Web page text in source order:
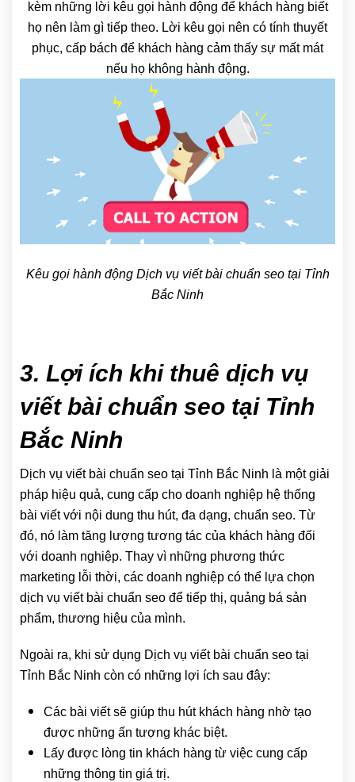
kèm những lời kêu gọi hành động để khách hàng biết
họ nên làm gì tiếp theo. Lời kêu gọi nên có tính thuyết
phục, cấp bách để khách hàng cảm thấy sự mất mát
nếu họ không hành động.
Kêu gọi hành động Dịch vụ viết bài chuẩn seo tại Tỉnh
Bắc Ninh
3. Lợi ích khi thuê dịch vụ
viết bài chuẩn seo tại Tỉnh
Bắc Ninh
Dịch vụ viết bài chuẩn seo tại Tỉnh Bắc Ninh là một giải
pháp hiệu quả, cung cấp cho doanh nghiệp hệ thống
bài viết với nội dung thu hút, đa dạng, chuẩn seo. Từ
đó, nó làm tăng lượng tương tác của khách hàng đối
với doanh nghiệp. Thay vì những phương thức
marketing lỗi thời, các doanh nghiệp có thể lựa chọn
dịch vụ viết bài chuẩn seo để tiếp thị, quảng bá sản
phẩm, thương hiệu của mình.
Ngoài ra, khi sử dụng Dịch vụ viết bài chuẩn seo tại
Tỉnh Bắc Ninh còn có những lợi ích sau đây:
Các bài viết sẽ giúp thu hút khách hàng nhờ tạo
được những ấn tượng khác biệt.
Lấy được lòng tin khách hàng từ việc cung cấp
những thông tin giá trị.